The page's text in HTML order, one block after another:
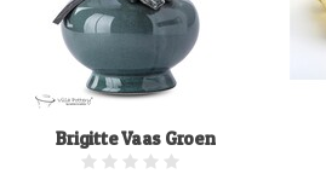
Brigitte Vaas Groen